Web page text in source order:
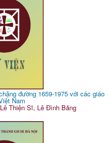
đường 1659-1975 với các giáo
Nam
Thiện Sĩ, Lê Đình Bảng